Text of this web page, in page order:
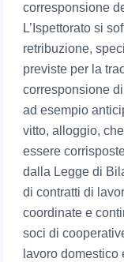
corresponsione
L’Ispettorato si
retribuzione,
previste per la
corresponsione
ad esempio
vitto, alloggio,
essere
dalla Legge di
di contratti di
coordinate e
soci di
lavoro